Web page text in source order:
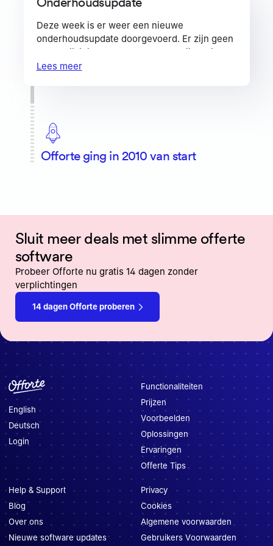
Deze week is er weer een nieuwe
onderhoudsupdate doorgevoerd. Er zijn geen
grote wijzigingen, maar voornamelijk kleine
optimalisaties.
Verwachte release is Q1 2023
Lees meer
Offorte ging in 2010 van start
Sluit meer deals met slimme offerte
software
Probeer Offorte nu gratis 14 dagen zonder
verplichtingen
14 dagen Offorte proberen
English
Deutsch
Login
Functionaliteiten
Prijzen
Voorbeelden
Oplossingen
Ervaringen
Offerte Tips
Help & Support
Blog
Over ons
Nieuwe software updates
Privacy
Cookies
Algemene voorwaarden
Gebruikers Voorwaarden